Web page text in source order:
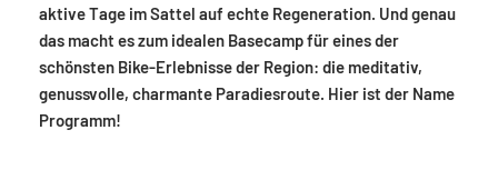
aktive Tage im Sattel auf echte Regeneration. Und genau
das macht es zum idealen Basecamp für eines der
schönsten Bike-Erlebnisse der Region: die meditativ,
genussvolle, charmante Paradiesroute. Hier ist der Name
Programm!